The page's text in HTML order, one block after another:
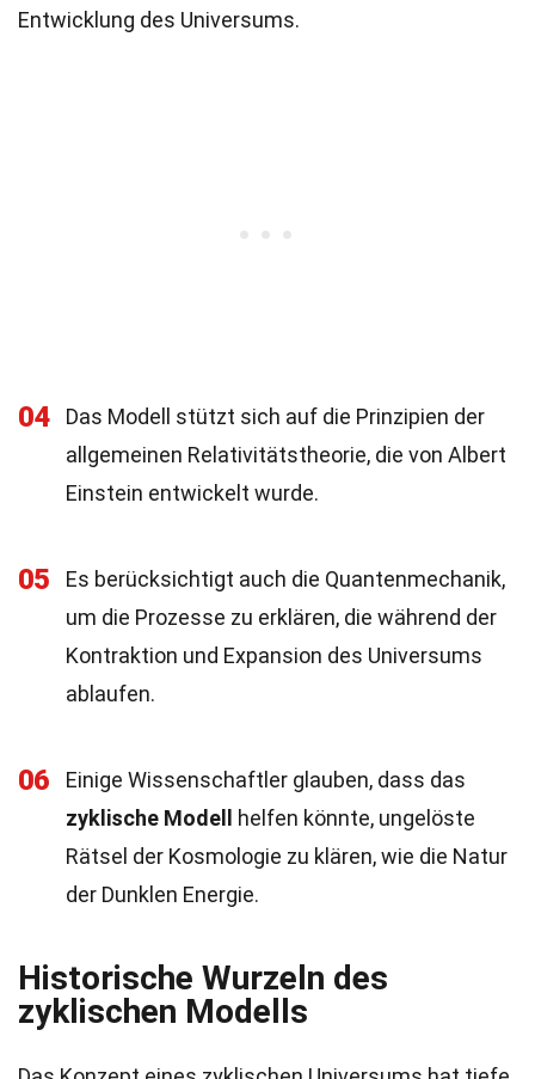
Entwicklung des Universums.
04
Das Modell stützt sich auf die Prinzipien der
allgemeinen Relativitätstheorie, die von Albert
Einstein entwickelt wurde.
05
Es berücksichtigt auch die Quantenmechanik,
um die Prozesse zu erklären, die während der
Kontraktion und Expansion des Universums
ablaufen.
06
Einige Wissenschaftler glauben, dass das
zyklische Modell
helfen könnte, ungelöste
Rätsel der Kosmologie zu klären, wie die Natur
der Dunklen Energie.
Historische Wurzeln des
zyklischen Modells